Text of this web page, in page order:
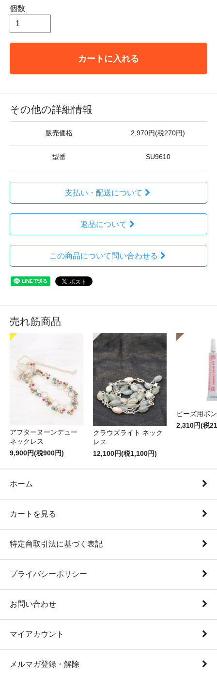
個数
カートに入れる
その他の詳細情報
販売価格 2,970円(税270円)
型番 SU9610
支払い・配送について
返品について
この商品について問い合わせる
売れ筋商品
アフターヌーンデュー
ネックレス
9,900円(税900円)
クラウズライト ネック
レス
12,100円(税1,100円)
ビーズ用ボ
2,310円(税
ホーム
カートを見る
特定商取引法に基づく表記
プライバシーポリシー
お問い合わせ
マイアカウント
メルマガ登録・解除